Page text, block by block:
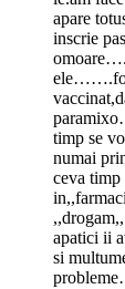
apare
inscrie
timp se
numai
ceva
apatici ii
si